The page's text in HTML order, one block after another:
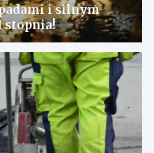
i silnym
stopnia!